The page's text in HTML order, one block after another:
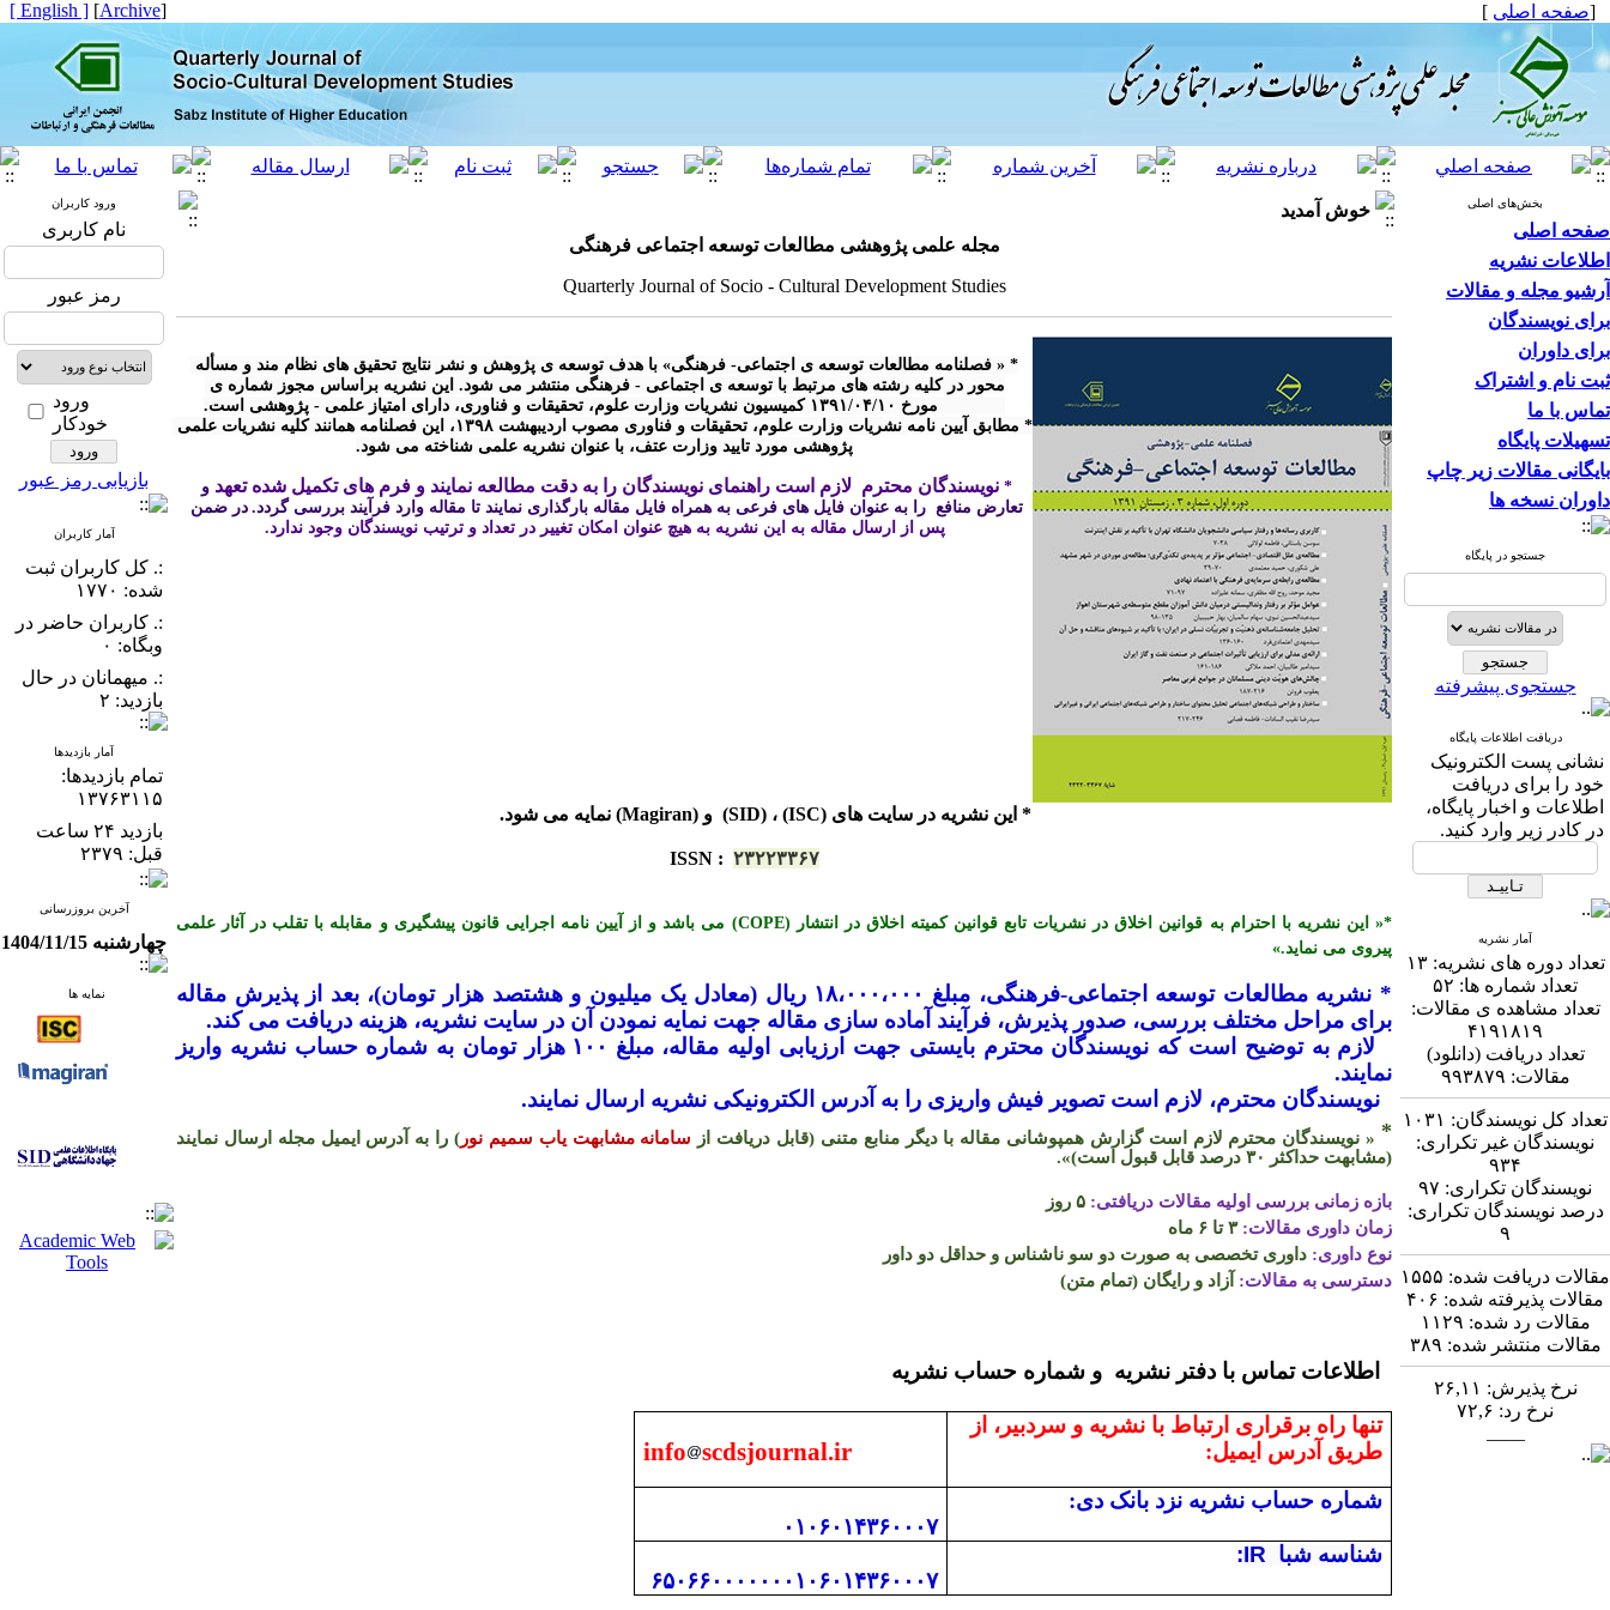
[صفحه اصلی ]
[
Archive
]
[ English ]
بخش‌های اصلی
صفحه اصلی
اطلاعات نشریه
آرشیو مجله و مقالات
برای نویسندگان
برای داوران
ثبت نام و اشتراک
تماس با ما
تسهیلات پایگاه
بایگانی مقالات زیر چاپ
داوران نسخه ها
جستجو در پایگاه
جستجوی پیشرفته
دریافت اطلاعات پایگاه
نشانی پست الكترونیک
خود را برای دریافت
اطلاعات و اخبار پایگاه،
در كادر زیر وارد كنید.
آمار نشریه
تعداد دوره های نشریه:۱۳
تعداد شماره ها: ۵۲
تعداد مشاهده ی مقالات:
۴۱۹۱۸۱۹
تعداد دریافت (دانلود)
مقالات: ۹۹۳۸۷۹
تعداد کل نویسندگان: ۱۰۳۱
نویسندگان غیر تکراری:
۹۳۴
نویسندگان تکراری: ۹۷
درصد نویسندگان تکراری:
۹
مقالات دریافت شده: ۱۵۵۵
مقالات پذیرفته شده: ۴۰۶
مقالات رد شده: ۱۱۲۹
مقالات منتشر شده: ۳۸۹
نرخ پذیرش: ۲۶,۱۱
نرخ رد: ۷۲,۶
خوش آمدید
مجله علمی پژوهشی مطالعات توسعه اجتماعی فرهنگی
Quarterly Journal of Socio - Cultural Development Studies
پژوهشی مورد تایید وزارت عتف، با عنوان نشریه علمی شناخته می شود.
* نویسندگان محترم  لازم است راهنمای نویسندگان را به دقت مطالعه نمایند و فرم های تکمیل شده تعهد
تعارض منافع  را به عنوان فایل های فرعی به همراه فایل مقاله بارگذاری نمایند تا مقاله وارد فرآیند بررسی گردد. در ضمن
پس از ارسال مقاله به این نشریه به هیچ عنوان امکان تغییر در تعداد و ترتیب نویسندگان وجود ندارد.
* این نشریه در سایت های (ISC) ، (SID) و (Magiran) نمایه می شود.
ISSN : ۲۳۲۲۳۳۶۷
*« این نشریه با احترام به قوانین اخلاق در نشریات تابع قوانین کمیته اخلاق در انتشار (COPE) می باشد و از آیین نامه اجرایی قانون پیشگیری و مقابله با تقلب در آثار علمی
پیروی می نماید.»
* نشریه مطالعات توسعه اجتماعی-
فرهنگی، مبلغ ۱۸،۰۰۰،۰۰۰ ریال (معادل یک میلیون و هشتصد هزار تومان)، بعد از پذیرش مقاله
برای مراحل مختلف بررسی، صدور پذیرش، فرآیند آماده سازی مقاله جهت نمایه نمودن آن در سایت نشریه، هزینه دریافت می­ کند.
لازم به توضیح است که نویسندگان محترم بایستی جهت ارزیابی اولیه مقاله، مبلغ ۱۰۰ هزار تومان به شماره حساب نشریه واریز
نمایند.
نویسندگان محترم، لازم است تصویر فیش واریزی را به آدرس الکترونیکی نشریه ارسال نمایند.
* « نویسندگان محترم لازم است گزارش همپوشانی مقاله با دیگر منابع متنی (قابل دریافت از سامانه مشابهت یاب سمیم نور) را به آدرس ایمیل مجله ارسال نمایند
(مشابهت حداکثر
۳۰ درصد قابل قبول است)«
.
بازه زمانی بررسی اولیه مقالات دریافتی: ۵ روز
زمان داوری مقالات:۳ تا ۶ ماه
نوع داوری: داوری تخصصی به صورت دو سو ناشناس و حداقل دو داور
دسترسی به مقالات: آزاد و رایگان (تمام متن)
اطلاعات تماس با دفتر نشریه و شماره حساب نشریه
تنها راه برقراری ارتباط با نشریه و سردبیر، از
طریق آدرس ایمیل:
info scdsjournal.ir
شماره حساب نشریه نزد بانک دی:
۰۱۰۶۰۱۴۳۶۰۰۰۷
شناسه شبا :IR
۶۵۰۶۶۰۰۰۰۰۰۰۱۰۶۰۱۴۳۶۰۰۰۷
ورود کاربران
نام کاربری
رمز عبور
ورود
خودکار
بازیابی رمز عبور
آمار کاربران
:. کل کاربران ثبت
شده: ۱۷۷۰
:. کاربران حاضر در
وبگاه: ۰
:. میهمانان در حال
بازدید: ۲
آمار بازدیدها
تمام بازدید‌ها:
۱۳۷۶۳۱۱۵
بازدید ۲۴ ساعت
قبل: ۲۳۷۹
آخرین بروزرسانی
چهارشنبه 1404/11/15
نمایه ها